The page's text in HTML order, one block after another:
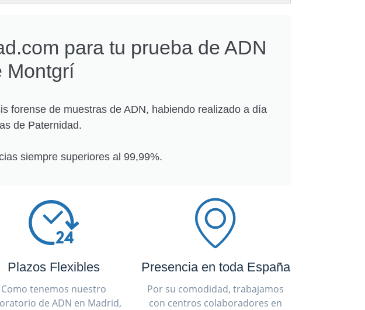
para tu prueba de ADN
Montgrí
forense de muestras de ADN, habiendo realizado a día
de Paternidad.
siempre superiores al 99,99%.
Plazos Flexibles
Como tenemos nuestro
de ADN en Madrid,
Presencia en toda España
Por su comodidad, trabajamos
con centros colaboradores en